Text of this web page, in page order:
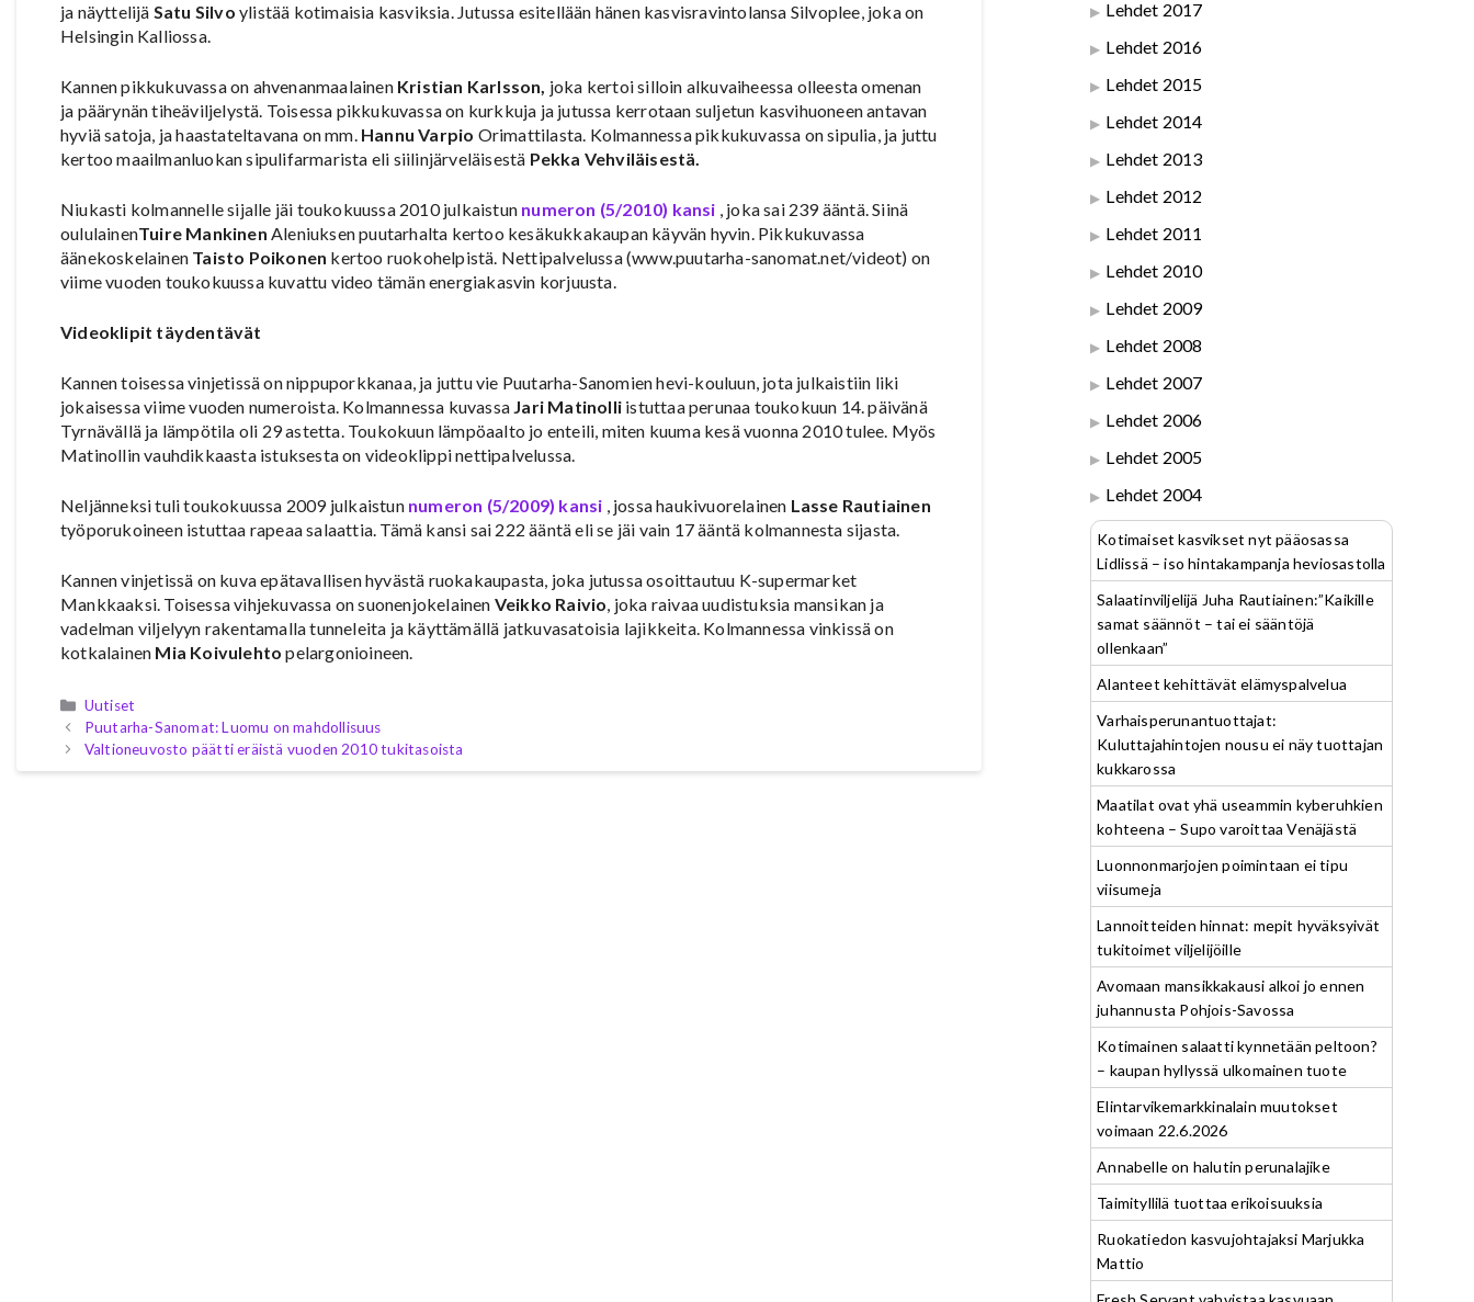
ja näyttelijä Satu Silvoylistää kotimaisia kasviksia. Jutussa esitellään hänen kasvisravintolansa Silvoplee, joka on
Helsingin Kalliossa.
Kannen pikkukuvassa on ahvenanmaalainenKristian Karlsson, joka kertoi silloin alkuvaiheessa olleesta omenan
ja päärynän tiheäviljelystä. Toisessa pikkukuvassa on kurkkuja ja jutussa kerrotaan suljetun kasvihuoneen antavan
hyviä satoja, ja haastateltavana on mm. Hannu Varpio Orimattilasta. Kolmannessa pikkukuvassa on sipulia, ja juttu
kertoo maailmanluokan sipulifarmarista eli siilinjärveläisestä Pekka Vehviläisestä.
Niukasti kolmannelle sijalle jäi toukokuussa 2010 julkaistun numeron (5/2010) kansi , joka sai 239 ääntä. Siinä
oululainenTuire Mankinen Aleniuksen puutarhalta kertoo kesäkukkakaupan käyvän hyvin. Pikkukuvassa
äänekoskelainen Taisto Poikonen kertoo ruokohelpistä. Nettipalvelussa (www.puutarha-sanomat.net/videot) on
viime vuoden toukokuussa kuvattu video tämän energiakasvin korjuusta.
Videoklipit täydentävät
Kannen toisessa vinjetissä on nippuporkkanaa, ja juttu vie Puutarha-Sanomien hevi-kouluun, jota julkaistiin liki
jokaisessa viime vuoden numeroista. Kolmannessa kuvassa Jari Matinolli istuttaa perunaa toukokuun 14. päivänä
Tyrnävällä ja lämpötila oli 29 astetta. Toukokuun lämpöaalto jo enteili, miten kuuma kesä vuonna 2010 tulee. Myös
Matinollin vauhdikkaasta istuksesta on videoklippi nettipalvelussa.
Neljänneksi tuli toukokuussa 2009 julkaistun numeron (5/2009) kansi , jossa haukivuorelainen Lasse Rautiainen
työporukoineen istuttaa rapeaa salaattia. Tämä kansi sai 222 ääntä eli se jäi vain 17 ääntä kolmannesta sijasta.
Kannen vinjetissä on kuva epätavallisen hyvästä ruokakaupasta, joka jutussa osoittautuu K-supermarket
Mankkaaksi. Toisessa vihjekuvassa on suonenjokelainen Veikko Raivio , joka raivaa uudistuksia mansikan ja
vadelman viljelyyn rakentamalla tunneleita ja käyttämällä jatkuvasatoisia lajikkeita. Kolmannessa vinkissä on
kotkalainen Mia Koivulehtopelargonioineen.
Kategoriat
Uutiset
Puutarha-Sanomat: Luomu on mahdollisuus
Valtioneuvosto päätti eräistä vuoden 2010 tukitasoista
Lehdet 2017
Lehdet 2016
Lehdet 2015
Lehdet 2014
Lehdet 2013
Lehdet 2012
Lehdet 2011
Lehdet 2010
Lehdet 2009
Lehdet 2008
Lehdet 2007
Lehdet 2006
Lehdet 2005
Lehdet 2004
Kotimaiset kasvikset nyt pääosassa
Lidlissä – iso hintakampanja heviosastolla
Salaatinviljelijä Juha Rautiainen:”Kaikille
samat säännöt – tai ei sääntöjä
ollenkaan”
Alanteet kehittävät elämyspalvelua
Varhaisperunantuottajat:
Kuluttajahintojen nousu ei näy tuottajan
kukkarossa
Maatilat ovat yhä useammin kyberuhkien
kohteena – Supo varoittaa Venäjästä
Luonnonmarjojen poimintaan ei tipu
viisumeja
Lannoitteiden hinnat: mepit hyväksyivät
tukitoimet viljelijöille
Avomaan mansikkakausi alkoi jo ennen
juhannusta Pohjois-Savossa
Kotimainen salaatti kynnetään peltoon?
– kaupan hyllyssä ulkomainen tuote
Elintarvikemarkkinalain muutokset
voimaan 22.6.2026
Annabelle on halutin perunalajike
Taimityllilä tuottaa erikoisuuksia
Ruokatiedon kasvujohtajaksi Marjukka
Mattio